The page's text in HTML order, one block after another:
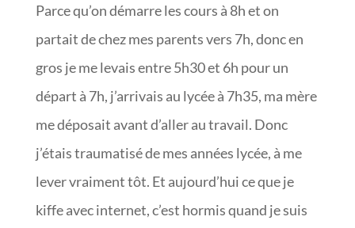
Parce qu’on démarre les cours à 8h et on
partait de chez mes parents vers 7h, donc en
gros je me levais entre 5h30 et 6h pour un
départ à 7h, j’arrivais au lycée à 7h35, ma mère
me déposait avant d’aller au travail. Donc
j’étais traumatisé de mes années lycée, à me
lever vraiment tôt. Et aujourd’hui ce que je
kiffe avec internet, c’est hormis quand je suis